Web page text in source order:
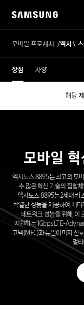
모바일 프로세서 엑시노
장점 사양
해당
모바일
엑시노스 8895는 최고의 모
수 많은 혁신 기술의 집합
엑시노스 8895는2세대 커
탁월한 성능을 제공하여 배
네트워크 성능을 위해, 이
지원하는 1Gbps LTE-
코덱(MFC)과 듀얼이미지 신
멀